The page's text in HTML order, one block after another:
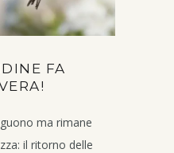
FA
ma rimane
il ritorno delle